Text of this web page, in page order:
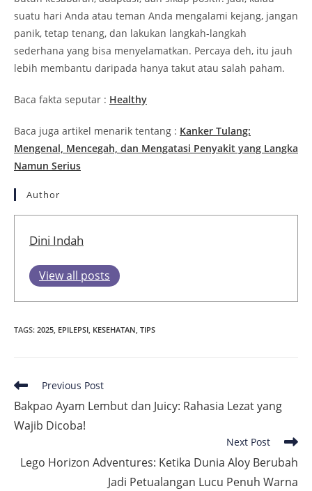
suatu hari Anda atau teman Anda mengalami kejang, jangan
panik, tetap tenang, dan lakukan langkah-langkah
sederhana yang bisa menyelamatkan. Percaya deh, itu jauh
lebih membantu daripada hanya takut atau salah paham.
Baca fakta seputar : Healthy
Baca juga artikel menarik tentang : Kanker Tulang:
Mengenal, Mencegah, dan Mengatasi Penyakit yang Langka
Namun Serius
Author
Dini Indah
View all posts
TAGS: 2025, EPILEPSI, KESEHATAN, TIPS
Read
more
articles
Previous Post
Bakpao Ayam Lembut dan Juicy: Rahasia Lezat yang
Wajib Dicoba!
Next Post
Lego Horizon Adventures: Ketika Dunia Aloy Berubah
Jadi Petualangan Lucu Penuh Warna